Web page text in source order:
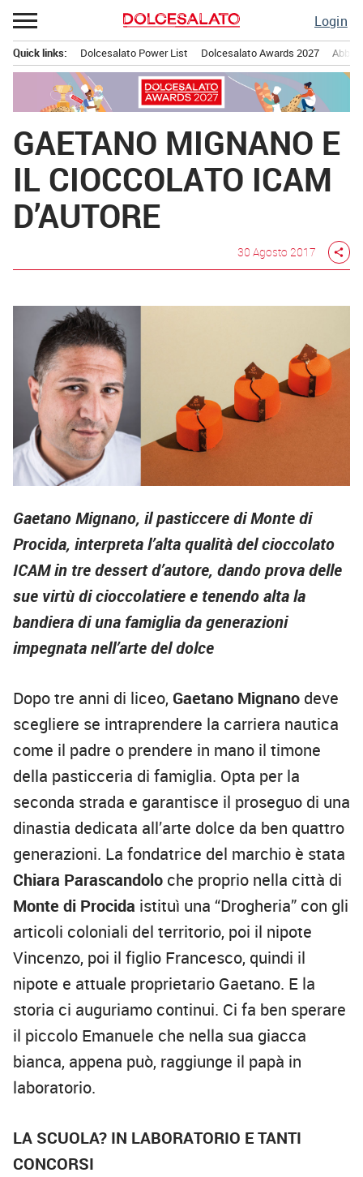
Passa
al
contenuto
Login
principale
Quick links: Dolcesalato Power List Dolcesalato Awards 2027
GAETANO MIGNANO E
IL CIOCCOLATO ICAM
D’AUTORE
30 Agosto 2017 share
Gaetano Mignano, il pasticcere di Monte di
Procida, interpreta l’alta qualità del cioccolato
ICAM in tre dessert d’autore, dando prova delle
sue virtù di cioccolatiere e tenendo alta la
bandiera di una famiglia da generazioni
impegnata nell’arte del dolce
Dopo tre anni di liceo, Gaetano Mignano deve
scegliere se intraprendere la carriera nautica
come il padre o prendere in mano il timone
della pasticceria di famiglia. Opta per la
seconda strada e garantisce il proseguo di una
dinastia dedicata all’arte dolce da ben quattro
generazioni. La fondatrice del marchio è stata
Chiara Parascandolo che proprio nella città di
Monte di Procida istituì una “Drogheria” con gli
articoli coloniali del territorio, poi il nipote
Vincenzo, poi il figlio Francesco, quindi il
nipote e attuale proprietario Gaetano. E la
storia ci auguriamo continui. Ci fa ben sperare
il piccolo Emanuele che nella sua giacca
bianca, appena può, raggiunge il papà in
laboratorio.
LA SCUOLA? IN LABORATORIO E TANTI
CONCORSI